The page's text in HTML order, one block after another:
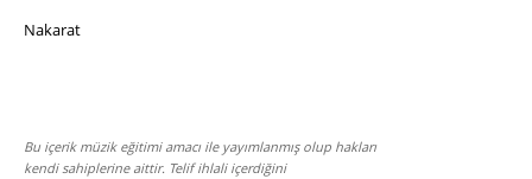
Nakarat
Bu içerik müzik eğitimi amacı ile yayımlanmış olup hakları
kendi sahiplerine aittir. Telif ihlali içerdiğini